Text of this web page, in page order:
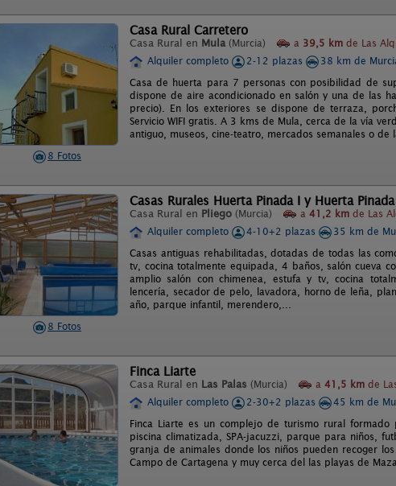
8 Fotos
Casa Rural Carretero
Casa Rural en Mula (Murcia) a 39,5 km de Las
Alquiler completo
2-12 plazas
38 km de
Casa de huerta para 7 personas con posibilidad de
dispone de aire acondicionado en salón y una de las
precio). En los exteriores se dispone de terraza,
Servicio WIFI gratis. A 3 kms de Mula, cerca de la vía
antiguo, museos, cine-teatro, mercados semanales o de
8 Fotos
Casas Rurales Huerta Pinada I y Huerta
Casa Rural en Pliego (Murcia) a 41,2 km de Las
Alquiler completo
4-10+2 plazas
35 km de
Casas antiguas rehabilitadas, dotadas de todas las
tv, cocina totalmente equipada, 4 baños, salón cueva
amplio salón con chimenea, estufa y tv, cocina
lencería, secador de pelo, lavadora, horno de leña,
año, parque infantil, merendero,...
Finca Liarte
Casa Rural en Las Palas (Murcia) a 41,5 km de
Alquiler completo
2-30+2 plazas 45 km de
Finca Liarte es un complejo de turismo rural formado
piscina climatizada, SPA-jacuzzi, parque para niños,
granja de animales donde los niños pueden recoger
Campo de Cartagena y muy cerca del las playas de